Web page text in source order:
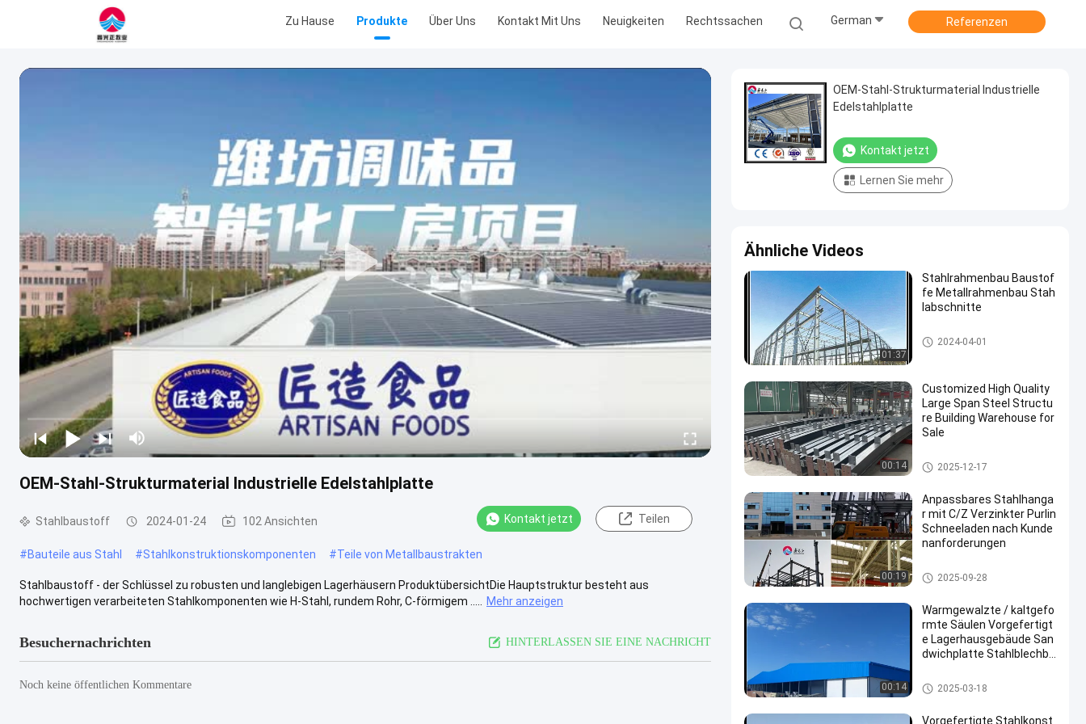
Zu Hause Produkte Über Uns Kontakt Mit Uns Neuigkeiten Rechtssachen German Referenzen
OEM-Stahl-Strukturmaterial Industrielle Edelstahlplatte
Stahlbaustoff 2024-01-24 102 Ansichten Kontakt jetzt Teilen
#Bauteile aus Stahl #Stahlkonstruktionskomponenten #Teile von Metallbaustrakten
Stahlbaustoff - der Schlüssel zu robusten und langlebigen Lagerhäusern ProduktübersichtDie Hauptstruktur besteht aus
hochwertigen verarbeiteten Stahlkomponenten wie H-Stahl, rundem Rohr, C-förmigem .....
Mehr anzeigen
Besuchernachrichten HINTERLASSEN SIE EINE NACHRICHT
Noch keine öffentlichen Kommentare
OEM-Stahl-Strukturmaterial Industrielle
Edelstahlplatte
Kontakt jetzt
Lernen Sie mehr
Ähnliche Videos
01:37
Stahlrahmenbau Baustof
fe Metallrahmenbau Stah
labschnitte
Stahlbaustoff
2024-04-01
00:14
Customized High Quality
Large Span Steel Structu
re Building Warehouse for
Sale
Stahlkonstruktionslager
2025-12-17
00:19
Anpassbares Stahlhanga
r mit C/Z Verzinkter Purlin
Schneeladen nach Kunde
nanforderungen
Strukturhalter aus Stahl
2025-09-28
00:14
Warmgewalzte / kaltgefo
rmte Säulen Vorgefertigt
e Lagerhausgebäude San
dwichplatte Stahlblechbe
Bauarbeiten
Stahlkonstruktionslager
2025-03-18
Vorgefertigte Stahlkonst